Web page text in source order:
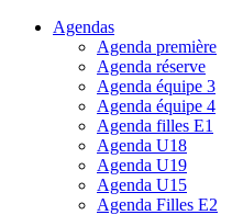
Agendas
Agenda première
Agenda réserve
Agenda équipe 3
Agenda équipe 4
Agenda filles E1
Agenda U18
Agenda U19
Agenda U15
Agenda Filles E2